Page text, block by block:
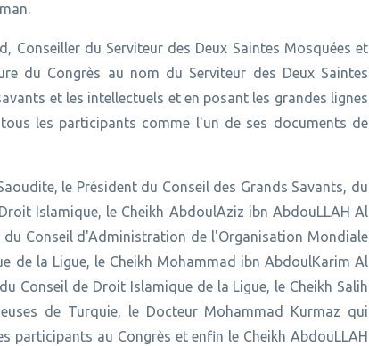
Conseiller du Serviteur des Deux Saintes Mosquées et
du Congrès au nom du Serviteur des Deux Saintes
et les intellectuels et en posant les grandes lignes
les participants comme l'un de ses documents de
le Président du Conseil des Grands Savants, du
Islamique, le Cheikh AbdoulAziz ibn AbdouLLAH Al
du Conseil d'Administration de l'Organisation Mondiale
de la Ligue, le Cheikh Mohammad ibn AbdoulKarim Al
Conseil de Droit Islamique de la Ligue, le Cheikh Salih
de Turquie, le Docteur Mohammad Kurmaz qui
au Congrès et enfin le Cheikh AbdouLLAH